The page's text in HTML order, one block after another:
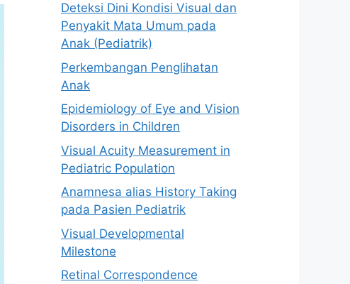
Deteksi Dini Kondisi Visual dan
Penyakit Mata Umum pada
Anak (Pediatrik)
Perkembangan Penglihatan
Anak
Epidemiology of Eye and Vision
Disorders in Children
Visual Acuity Measurement in
Pediatric Population
Anamnesa alias History Taking
pada Pasien Pediatrik
Visual Developmental
Milestone
Retinal Correspondence